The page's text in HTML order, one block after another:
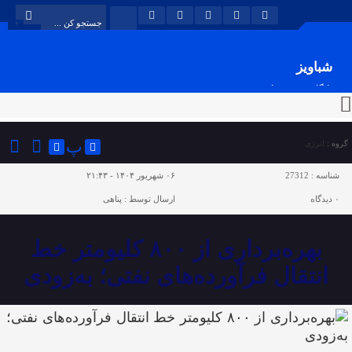
شباویز
پایگاه خبری شباویز
گروه : پ
شناسه : 27312 ۰۶ شهریور ۱۴۰۴ - ۲۱:۴۳
۰ دیدگاه ارسال توسط : پناهی
بهره‌برداری از ۸۰۰ کلیومتر خط
انتقال فرآورده‌های نفتی؛ به‌زودی